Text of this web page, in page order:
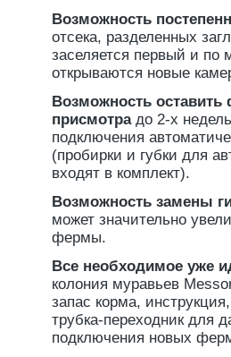
Возможность
отсека, разделенных
заселяется первый и по
открываются новые
Возможность оставить
присмотрадо 2-х
подключения
(пробирки и губки для
входят в комплект).
Возможность замены
может значительно
фермы.
Все необходимое уже
колония муравьев
запас корма,
трубка-переходник для
подключения новых